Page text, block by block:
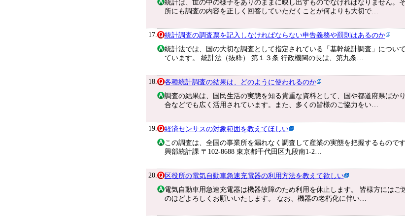
統計は、世の中の様子をありのままに映し出すものでなければなりません。
所にも調査の内容を正しく回答していただくことが何よりも大切で…
17.
統計調査の調査票を記入しなければならない申告義務や罰則はあるのか
統計法では、国の大切な調査として指定されている「基幹統計調査」につい
ています。 統計法（抜粋） 第１３条 行政機関の長は、第九条…
18.
各種統計調査の結果は、どのように使われるのか
調査の結果は、国民生活の実態を知る貴重な資料として、国や都道府県ばか
合などでも広く活用されています。また、多くの皆様のご協力をい…
19.
経済センサスの対象範囲を教えてほしい
この調査は、全国の事業所を漏れなく調査して産業の実態を把握するもので
興部統計課 〒102-8688 東京都千代田区九段南1-2…
20.
区役所の電気自動車急速充電器の利用方法を教えて欲しい
電気自動車用急速充電器は機器故障のため利用を休止します。 皆様方にはご
のほどよろしくお願いいたします。 なお、機器の老朽化に伴い…